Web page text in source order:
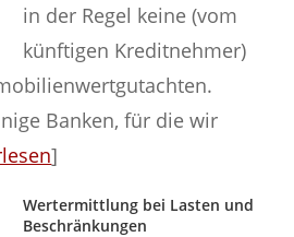
in der Regel keine (vom
künftigen Kreditnehmer)
Banken, für die wir
]
Wertermittlung bei Lasten und
Beschränkungen